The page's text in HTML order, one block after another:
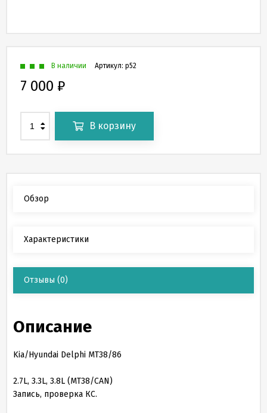
Артикул: p52
В наличии
7 000 ₽
В корзину
Обзор
Характеристики
Отзывы (0)
Описание
Kia/Hyundai Delphi MT38/86
2.7L, 3.3L, 3.8L (MT38/CAN)
Запись, проверка КС.